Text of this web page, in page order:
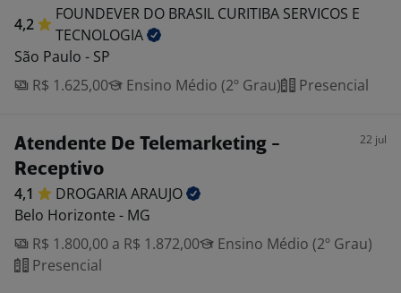
4,2
FOUNDEVER DO BRASIL CURITIBA SERVICOS E
TECNOLOGIA
São Paulo - SP
R$ 1.625,00
Ensino Médio (2º Grau) Presencial
Atendente De Telemarketing -
Receptivo
22 jul
4,1 DROGARIAARAUJO
Belo Horizonte - MG
R$ 1.800,00 a R$ 1.872,00
Ensino Médio (2º Grau)
Presencial